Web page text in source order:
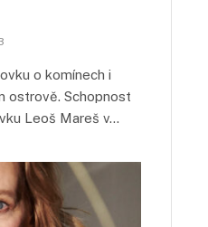
o komínech i
ostrově. Schopnost
Leoš Mareš v…